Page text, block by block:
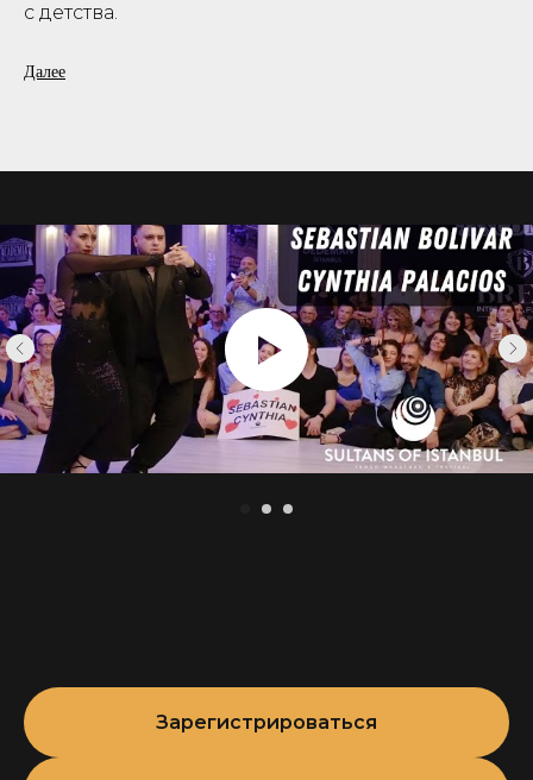
с детства.
Синтия танцует с 10 лет, Себастьян с 5 лет.
в 2021 им оставалось всего 14 тысячных
хватило бы любому. Но целеустремлённость
и непрестанный рост мастерства не позволили
им остановиться на достигнутом и, наконец,
привели к мировой славе в 2022 году.
Среди главных вдохновителей и наставников
пары можно назвать таких мэтров, как Ариадна
Навейра и Фернандо Санчез, Фабиан Перальта
и Хосефина Бермудез, Джонатан Сааведра
и Кларисса Арагон.
лидерством выиграли категорию Tango
de Pista на Мундиаль в Буэнос-Айресе в 2022
году.
Далее
Зарегистрироваться